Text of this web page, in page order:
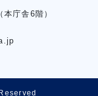
庁舎6階）